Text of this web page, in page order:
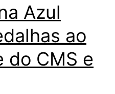
Azul
ao
do CMS e